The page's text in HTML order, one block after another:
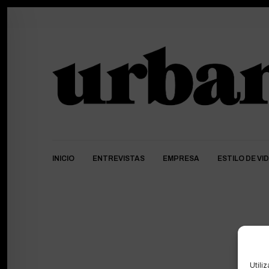
INICIO ENTREVISTAS EMPRESA ESTILO DE